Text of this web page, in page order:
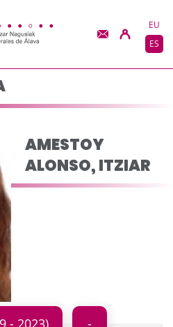
EU
ES
AMESTOY
ALONSO, ITZIAR
- 2023)